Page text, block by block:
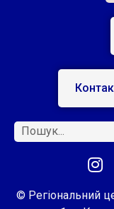
© Регіональний